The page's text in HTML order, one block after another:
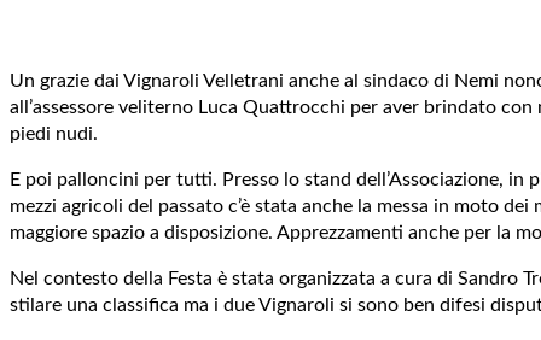
Un grazie dai Vignaroli Velletrani anche al sindaco di Nemi
all’assessore veliterno Luca Quattrocchi per aver brindato
piedi nudi.
E poi palloncini per tutti. Presso lo stand dell’Associazione,
mezzi agricoli del passato c’è stata anche la messa in moto
maggiore spazio a disposizione. Apprezzamenti anche per la
Nel contesto della Festa è stata organizzata a cura di Sandro
stilare una classifica ma i due Vignaroli si sono ben difesi